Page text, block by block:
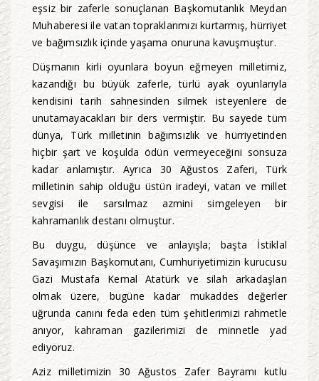
eşsiz bir zaferle sonuçlanan Başkomutanlık Meydan
Muhaberesi ile vatan topraklarımızı kurtarmış, hürriyet
ve bağımsızlık içinde yaşama onuruna kavuşmuştur.
Düşmanın kirli oyunlara boyun eğmeyen milletimiz,
kazandığı bu büyük zaferle, türlü ayak oyunlarıyla
kendisini tarih sahnesinden silmek isteyenlere de
unutamayacakları bir ders vermiştir. Bu sayede tüm
dünya, Türk milletinin bağımsızlık ve hürriyetinden
hiçbir şart ve koşulda ödün vermeyeceğini sonsuza
kadar anlamıştır. Ayrıca 30 Ağustos Zaferi, Türk
milletinin sahip olduğu üstün iradeyi, vatan ve millet
sevgisi ile sarsılmaz azmini simgeleyen bir
kahramanlık destanı olmuştur.
Bu duygu, düşünce ve anlayışla; başta İstiklal
Savaşımızın Başkomutanı, Cumhuriyetimizin kurucusu
Gazi Mustafa Kemal Atatürk ve silah arkadaşları
olmak üzere, bugüne kadar mukaddes değerler
uğrunda canını feda eden tüm şehitlerimizi rahmetle
anıyor, kahraman gazilerimizi de minnetle yad
ediyoruz.
Aziz milletimizin 30 Ağustos Zafer Bayramı kutlu